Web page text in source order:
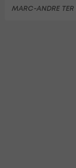
MARC-ANDRE TER